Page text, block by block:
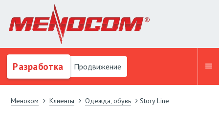
Разработка Продвижение
Меноком Клиенты Одежда, обувь Story Line